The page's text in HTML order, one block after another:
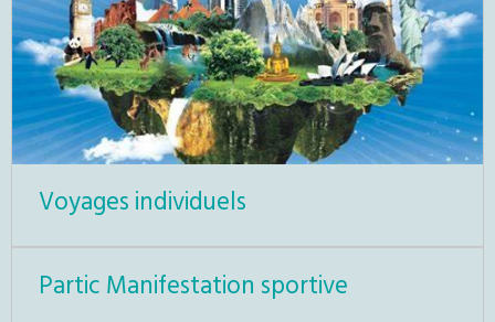
Voyages individuels
Partic Manifestation sportive